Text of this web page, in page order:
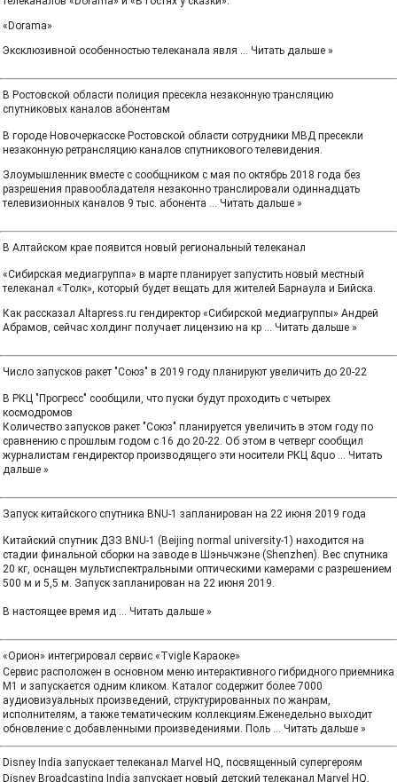
«Dorama»
Эксклюзивной особенностью телеканала явля ... Читать дальше »
В Ростовской области полиция пресекла незаконную трансляцию
спутниковых каналов абонентам
В городе Новочеркасске Ростовской области сотрудники МВД пресекли
незаконную ретрансляцию каналов спутникового телевидения.
Злоумышленник вместе с сообщником с мая по октябрь 2018 года без
разрешения правообладателя незаконно транслировали одиннадцать
телевизионных каналов 9 тыс. абонента ... Читать дальше »
В Алтайском крае появится новый региональный телеканал
«Сибирская медиагруппа» в марте планирует запустить новый местный
телеканал «Толк», который будет вещать для жителей Барнаула и Бийска.
Как рассказал Altapress.ru гендиректор «Сибирской медиагруппы» Андрей
Абрамов, сейчас холдинг получает лицензию на кр ... Читать дальше »
Число запусков ракет "Союз" в 2019 году планируют увеличить до 20-22
В РКЦ "Прогресс" сообщили, что пуски будут проходить с четырех
космодромов
Количество запусков ракет "Союз" планируется увеличить в этом году по
сравнению с прошлым годом с 16 до 20-22. Об этом в четверг сообщил
журналистам гендиректор производящего эти носители РКЦ &quo ... Читать
дальше »
Запуск китайского спутника BNU-1 запланирован на 22 июня 2019 года
Китайский спутник ДЗЗ BNU-1 (Beijing normal university-1) находится на
стадии финальной сборки на заводе в Шэньчжэне (Shenzhen). Вес спутника
20 кг, оснащен мультиспектральными оптическими камерами с разрешением
500 м и 5,5 м. Запуск запланирован на 22 июня 2019.
В настоящее время ид ... Читать дальше »
«Орион» интегрировал сервис «Tvigle Караоке»
Сервис расположен в основном меню интерактивного гибридного приемника
М1 и запускается одним кликом. Каталог содержит более 7000
аудиовизуальных произведений, структурированных по жанрам,
исполнителям, а также тематическим коллекциям.Еженедельно выходит
обновление с добавленными произведениями. Поль ... Читать дальше »
Disney India запускает телеканал Marvel HQ, посвященный супергероям
Disney Broadcasting India запускает новый детский телеканал Marvel HQ,